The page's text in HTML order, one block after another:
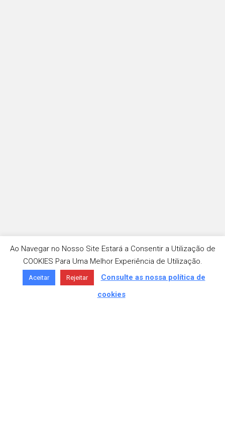
Ao Navegar no Nosso Site Estará a Consentir a Utilização de
COOKIES Para Uma Melhor Experiência de Utilização.
Aceitar Rejeitar
Consulte as nossa política de
cookies